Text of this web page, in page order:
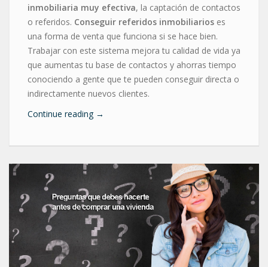
inmobiliaria muy efectiva, la captación de contactos
o referidos. Conseguir referidos inmobiliarios es
una forma de venta que funciona si se hace bien.
Trabajar con este sistema mejora tu calidad de vida ya
que aumentas tu base de contactos y ahorras tiempo
conociendo a gente que te pueden conseguir directa o
indirectamente nuevos clientes.
Continue reading →